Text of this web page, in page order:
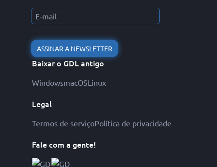
ASSINAR A NEWSLETTER
Baixar o GDL antigo
WindowsmacOSLinux
Legal
Termos de serviçoPolítica de privacidade
Fale com a gente!